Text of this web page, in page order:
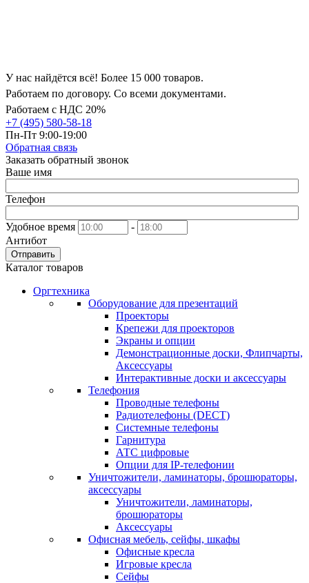
У нас найдётся всё! Более 15 000 товаров.
Работаем по договору. Со всеми документами.
Работаем с НДС 20%
+7 (495) 580-58-18
Пн-Пт 9:00-19:00
Обратная связь
Заказать обратный звонок
Ваше имя
Телефон
Удобное время
-
Антибот
Отправить
Каталог товаров
Оргтехника
Оборудование для презентаций
Проекторы
Крепежи для проекторов
Экраны и опции
Демонстрационные доски, Флипчарты,
Аксессуары
Интерактивные доски и аксессуары
Телефония
Проводные телефоны
Радиотелефоны (DECT)
Системные телефоны
Гарнитура
АТС цифровые
Опции для IP-телефонии
Уничтожители, ламинаторы, брошюраторы,
аксессуары
Уничтожители, ламинаторы,
брошюраторы
Аксессуары
Офисная мебель, сейфы, шкафы
Офисные кресла
Игровые кресла
Сейфы